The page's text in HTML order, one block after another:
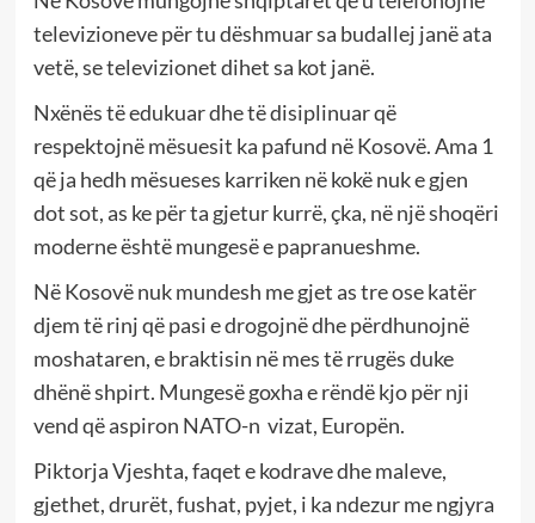
televizioneve për tu dëshmuar sa budallej janë ata
vetë, se televizionet dihet sa kot janë.
Nxënës të edukuar dhe të disiplinuar që
respektojnë mësuesit ka pafund në Kosovë. Ama 1
që ja hedh mësueses karriken në kokë nuk e gjen
dot sot, as ke për ta gjetur kurrë, çka, në një shoqëri
moderne është mungesë e papranueshme.
Në Kosovë nuk mundesh me gjet as tre ose katër
djem të rinj që pasi e drogojnë dhe përdhunojnë
moshataren, e braktisin në mes të rrugës duke
dhënë shpirt. Mungesë goxha e rëndë kjo për nji
vend që aspiron NATO-n vizat, Europën.
Piktorja Vjeshta, faqet e kodrave dhe maleve,
gjethet, drurët, fushat, pyjet, i ka ndezur me ngjyra